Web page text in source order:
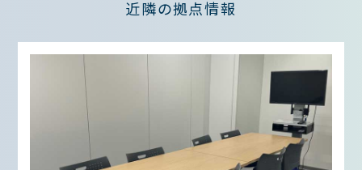
近隣の拠点情報